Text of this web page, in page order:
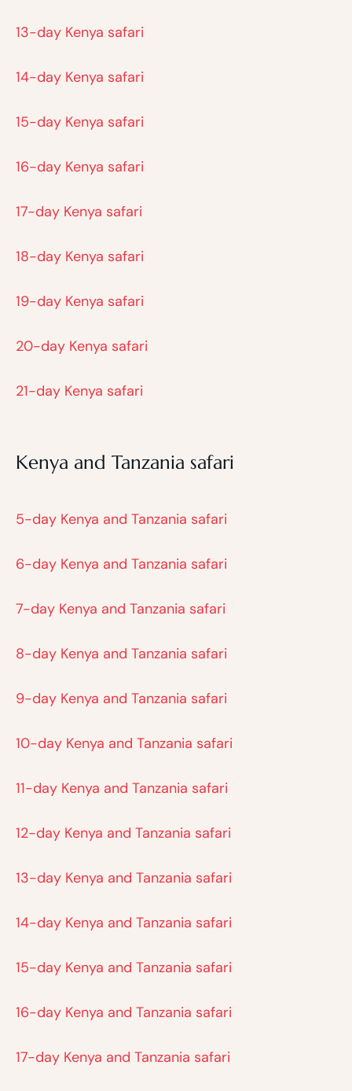
13-day Kenya safari
14-day Kenya safari
15-day Kenya safari
16-day Kenya safari
17-day Kenya safari
18-day Kenya safari
19-day Kenya safari
20-day Kenya safari
21-day Kenya safari
Kenya and Tanzania safari
5-day Kenya and Tanzania safari
6-day Kenya and Tanzania safari
7-day Kenya and Tanzania safari
8-day Kenya and Tanzania safari
9-day Kenya and Tanzania safari
10-day Kenya and Tanzania safari
11-day Kenya and Tanzania safari
12-day Kenya and Tanzania safari
13-day Kenya and Tanzania safari
14-day Kenya and Tanzania safari
15-day Kenya and Tanzania safari
16-day Kenya and Tanzania safari
17-day Kenya and Tanzania safari